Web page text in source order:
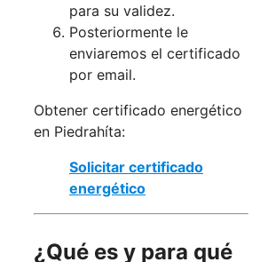
para su validez.
Posteriormente le
enviaremos el certificado
por email.
Obtener certificado energético
en Piedrahíta:
Solicitar certificado
energético
¿Qué es y para qué